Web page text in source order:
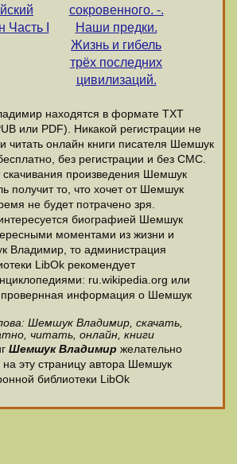
Часть I
сокровенного. -.
Hаши предки.
Жизнь и гибель
трёх последних
цивилизаций.
находятся в формате ТХТ
или PDF). Никакой регистрации не
читать онлайн книги писателя Шемшук
без регистрации и без СМС.
произведения Шемшук
получит то, что хочет от Шемшук
не будет потрачено зря.
биографией Шемшук
моментами из жизни и
Владимир, то администрация
LibOk рекомендует
ru.wikipedia.org или
провернная информация о Шемшук
Шемшук Владимир, скачать,
читать, онлайн, книги
Шемшук Владимир желательно
на эту страницу автора Шемшук
библиотеки LibOk